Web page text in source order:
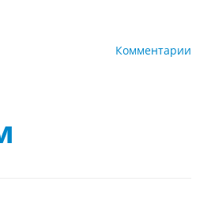
Комментарии